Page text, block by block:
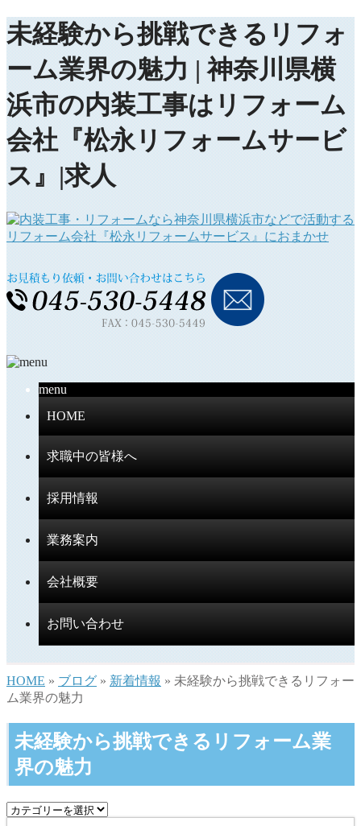
未経験から挑戦できるリフォ
ーム業界の魅力 | 神奈川県横
浜市の内装工事はリフォーム
会社『松永リフォームサービ
ス』|求人
menu
HOME
求職中の皆様へ
採用情報
業務案内
会社概要
お問い合わせ
HOME » ブログ » 新着情報 » 未経験から挑戦できるリフォー
ム業界の魅力
未経験から挑戦できるリフォーム業
界の魅力